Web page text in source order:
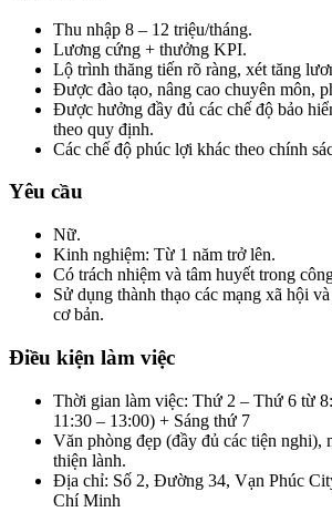
Thu nhập 8 – 12 triệu/tháng.
Lương cứng + thưởng KPI.
Lộ trình thăng tiến rõ ràng, xét tăng
Được đào tạo, nâng cao chuyên môn,
Được hưởng đầy đủ các chế độ bảo
theo quy định.
Các chế độ phúc lợi khác theo chính
Yêu cầu
Nữ.
Kinh nghiệm: Từ 1 năm trở lên.
Có trách nhiệm và tâm huyết trong
Sử dụng thành thạo các mạng xã hội
cơ bản.
Điều kiện làm việc
Thời gian làm việc: Thứ 2 – Thứ 6 từ
11:30 – 13:00) + Sáng thứ 7
Văn phòng đẹp (đầy đủ các tiện nghi),
thiện lành.
Địa chỉ: Số 2, Đường 34, Vạn Phúc
Chí Minh